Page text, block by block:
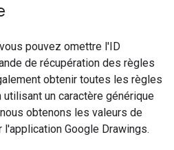
pouvez omettre l'ID
de récupération des règles
obtenir toutes les règles
un caractère générique
obtenons les valeurs de
Google Drawings.